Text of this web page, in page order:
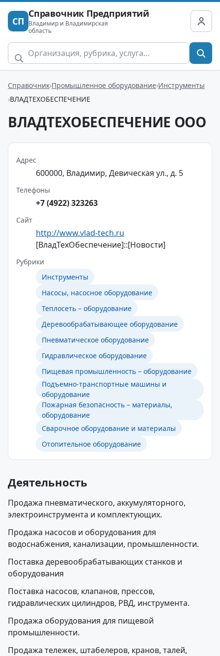
СП
Справочник Предприятий
Владимир и Владимирская
область
Справочник Промышленное оборудование Инструменты
ВЛАДТЕХОБЕСПЕЧЕНИЕ
ВЛАДТЕХОБЕСПЕЧЕНИЕ ООО
Адрес
600000, Владимир, Девическая ул., д. 5
Телефоны
+7 (4922) 323263
Сайт
http://www.vlad-tech.ru
[ВладТехОбеспечение]::[Новости]
Рубрики
Инструменты
Насосы, насосное оборудование
Теплосеть – оборудование
Деревообрабатывающее оборудование
Пневматическое оборудование
Гидравлическое оборудование
Пищевая промышленность – оборудование
Подъемно-транспортные машины и
оборудование
Пожарная безопасность – материалы,
оборудование
Сварочное оборудование и материалы
Отопительное оборудование
Деятельность
Продажа пневматического, аккумуляторного,
электроинструмента и комплектующих.
Продажа насосов и оборудования для
водоснабжения, канализации, промышленности.
Поставка деревообрабатывающих станков и
оборудования
Поставка насосов, клапанов, прессов,
гидравлических цилиндров, РВД, инструмента.
Продажа оборудования для пищевой
промышленности.
Продажа тележек, штабелеров, кранов, талей,